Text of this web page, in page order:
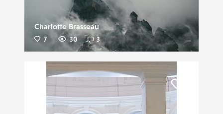
Charlotte Brasseau
7 30 3